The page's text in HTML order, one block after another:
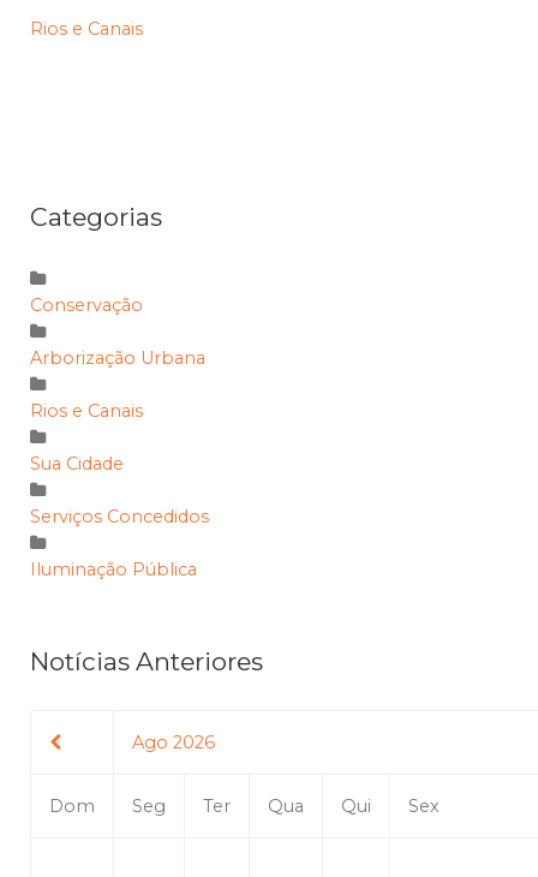
Rios e Canais
Categorias
Conservação
Arborização Urbana
Rios e Canais
Sua Cidade
Serviços Concedidos
Iluminação Pública
Notícias Anteriores
Ago 2026
Dom Seg Ter Qua Qui Sex